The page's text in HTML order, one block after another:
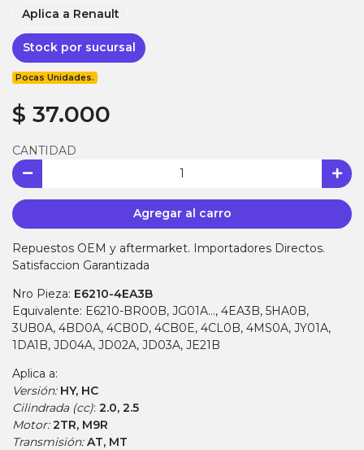
Aplica a Renault
Stock por sucursal
Pocas Unidades.
$ 37.000
CANTIDAD
Agregar al carro
Repuestos OEM y aftermarket. Importadores Directos.
Satisfaccion Garantizada
Nro Pieza: E6210-4EA3B
Equivalente: E6210-BR00B, JG01A…, 4EA3B, 5HA0B,
3UB0A, 4BD0A, 4CB0D, 4CB0E, 4CL0B, 4MS0A, JY01A,
1DA1B, JD04A, JD02A, JD03A, JE21B
Aplica a:
Versión: HY, HC
Cilindrada (cc): 2.0, 2.5
Motor:2TR, M9R
Transmisión:AT, MT